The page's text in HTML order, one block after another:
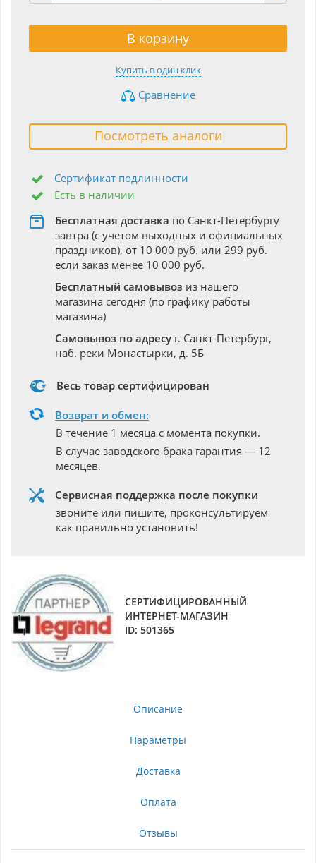
В корзину
Купить в один клик
Сравнение
Посмотреть аналоги
Сертификат подлинности
Есть в наличии
Бесплатная доставка по Санкт-Петербургу
завтра (с учетом выходных и официальных
праздников), от 10 000 руб. или 299 руб.
если заказ менее 10 000 руб.
Бесплатный самовывоз из нашего
магазина сегодня (по графику работы
магазина)
Самовывоз по адресу г. Санкт-Петербург,
наб. реки Монастырки, д. 5Б
Весь товар сертифицирован
Возврат и обмен:
В течение 1 месяца с момента покупки.
В случае заводского брака гарантия — 12
месяцев.
Сервисная поддержка после покупки
звоните или пишите, проконсультируем
как правильно установить!
СЕРТИФИЦИРОВАННЫЙ
ИНТЕРНЕТ-МАГАЗИН
ID: 501365
Описание
Параметры
Доставка
Оплата
Отзывы